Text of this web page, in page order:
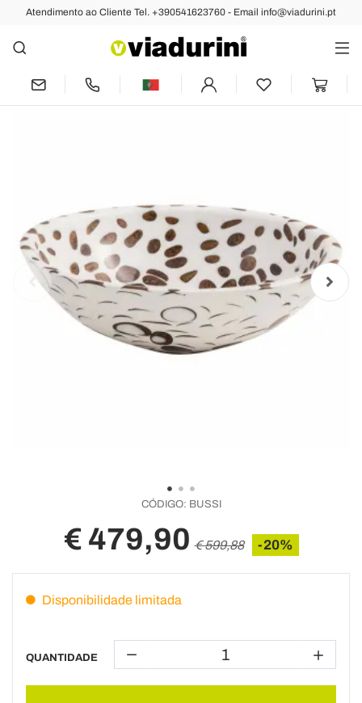
Atendimento ao Cliente Tel. +390541623760 - Email info@viadurini.pt
Anterior Próximo
Lavatório de apoio redondo moderno
feito de resina, Bussi
CÓDIGO: BUSSI
€ 479,90 € 599,88 -20%
Disponibilidade limitada
QUANTIDADE